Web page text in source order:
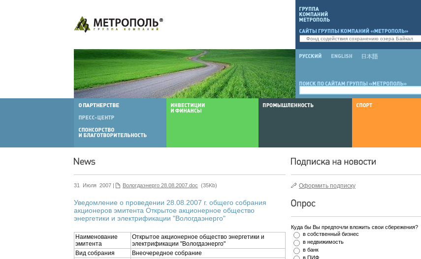
31 Июля 2007 | Вологдаэнерго 28.08.2007.doc (35Kb)
Уведомление о проведении 28.08.2007 г. общего собрания
акционеров эмитента Открытое акционерное общество
энергетики и электрификации "Вологдаэнерго"
Наименование
эмитента
Открытое акционерное общество энергетики и
электрификации "Вологдаэнерго"
Вид собрания
Внеочередное собрание
Оформить подписку
Куда бы Вы предпочли вложить свои сбережения?
в собственный бизнес
в недвижимость
в банк
в ПИФ